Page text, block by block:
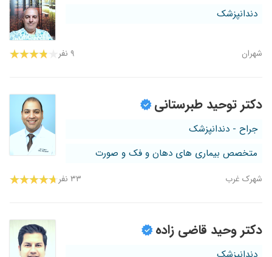
دندانپزشک
شهران ۹ نفر
دکتر توحید طبرستانی
جراح - دندانپزشک
متخصص بیماری های دهان و فک و صورت
شهرک غرب ۳۳ نفر
دکتر وحید قاضی زاده